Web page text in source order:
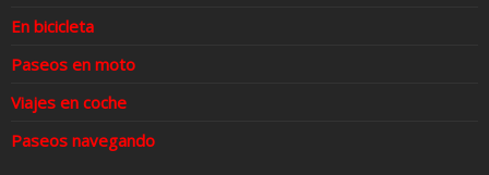
En bicicleta
Paseos en moto
Viajes en coche
Paseos navegando